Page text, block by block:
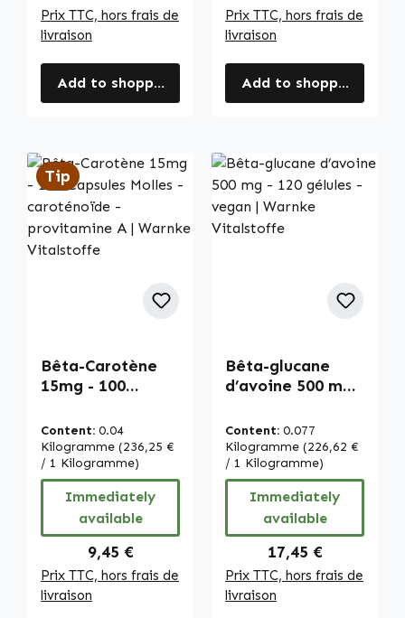
Prix TTC, hors frais de
livraison
Add to shopping cart
Prix TTC, hors frais de
livraison
Add to shopping cart
Tip
Bêta-Carotène
15mg - 100
caroténoïde -
provitamine A |
Warnke
Vitalstoffe
Content: 0.04
Kilogramme (236,25 €
/ 1 Kilogramme)
Immediately
available
Regular price:
9,45 €
Prix TTC, hors frais de
livraison
Bêta-glucane
d’avoine 500 mg -
vegan | Warnke
Vitalstoffe
Content: 0.077
Kilogramme (226,62 €
/ 1 Kilogramme)
Immediately
available
Regular price:
17,45 €
Prix TTC, hors frais de
livraison